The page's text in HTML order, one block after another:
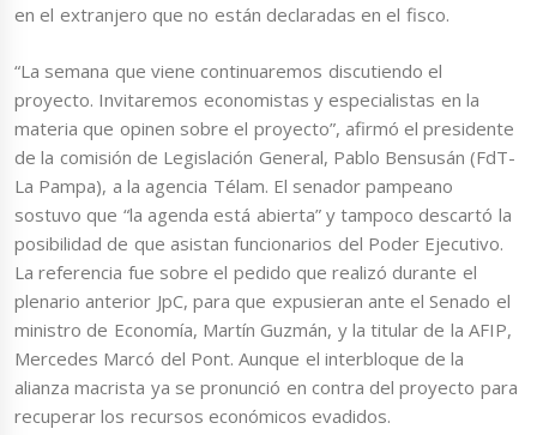
en el extranjero que no están declaradas en el fisco.
“La semana que viene continuaremos discutiendo el
proyecto. Invitaremos economistas y especialistas en la
materia que opinen sobre el proyecto”, afirmó el presidente
de la comisión de Legislación General, Pablo Bensusán (FdT-
La Pampa), a la agencia Télam. El senador pampeano
sostuvo que “la agenda está abierta” y tampoco descartó la
posibilidad de que asistan funcionarios del Poder Ejecutivo.
La referencia fue sobre el pedido que realizó durante el
plenario anterior JpC, para que expusieran ante el Senado el
ministro de Economía, Martín Guzmán, y la titular de la AFIP,
Mercedes Marcó del Pont. Aunque el interbloque de la
alianza macrista ya se pronunció en contra del proyecto para
recuperar los recursos económicos evadidos.